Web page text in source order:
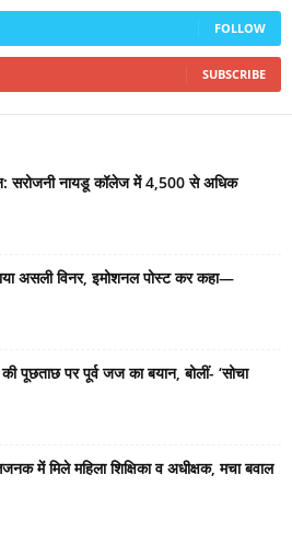
FOLLOW
SUBSCRIBE
सरोजनी नायडू कॉलेज में 4,500 से अधिक
असली विनर, इमोशनल पोस्ट कर कहा—
पर पूर्व जज का बयान, बोलीं- ‘सोचा
में मिले महिला शिक्षिका व अधीक्षक, मचा बवाल